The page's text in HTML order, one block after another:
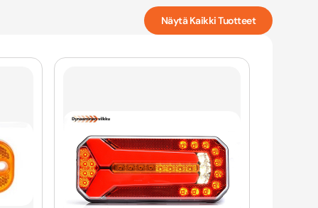
Näytä Kaikki Tuotteet